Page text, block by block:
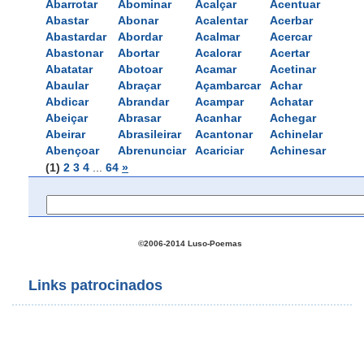
Abarrotar
Abastar
Abastardar
Abastonar
Abatatar
Abaular
Abdicar
Abeiçar
Abeirar
Abençoar
Abominar
Abonar
Abordar
Abortar
Abotoar
Abraçar
Abrandar
Abrasar
Abrasileirar
Abrenunciar
Acalçar
Acalentar
Acalmar
Acalorar
Acamar
Açambarcar
Acampar
Acanhar
Acantonar
Acariciar
Acentuar
Acerbar
Acercar
Acertar
Acetinar
Achar
Achatar
Achegar
Achinelar
Achinesar
(1) 2 3 4 64 »
©2006-2014 Luso-Poemas
Links patrocinados